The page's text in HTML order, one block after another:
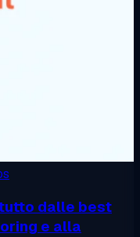
dalle best
e alla